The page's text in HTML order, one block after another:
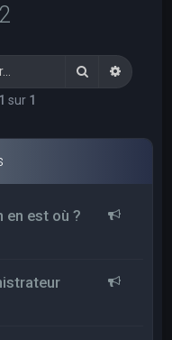
Rechercher
1 sur 1
en est où ?